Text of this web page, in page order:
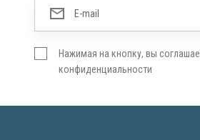
Нажимая на кнопку, вы
конфиденциальности